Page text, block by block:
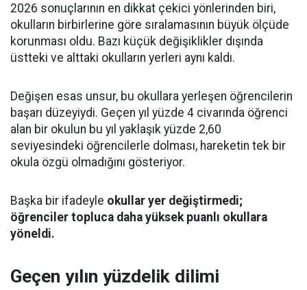
2026 sonuçlarının en dikkat çekici yönlerinden biri,
okulların birbirlerine göre sıralamasının büyük ölçüde
korunması oldu. Bazı küçük değişiklikler dışında
üstteki ve alttaki okulların yerleri aynı kaldı.
Değişen esas unsur, bu okullara yerleşen öğrencilerin
başarı düzeyiydi. Geçen yıl yüzde 4 civarında öğrenci
alan bir okulun bu yıl yaklaşık yüzde 2,60
seviyesindeki öğrencilerle dolması, hareketin tek bir
okula özgü olmadığını gösteriyor.
Başka bir ifadeyle okullar yer değiştirmedi;
öğrenciler topluca daha yüksek puanlı okullara
yöneldi.
Geçen yılın yüzdelik dilimi